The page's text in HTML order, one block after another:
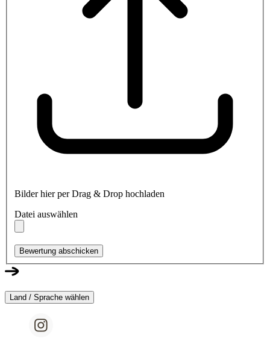
Bilder hier per Drag & Drop hochladen
Datei auswählen
Bewertung abschicken
Land / Sprache wählen